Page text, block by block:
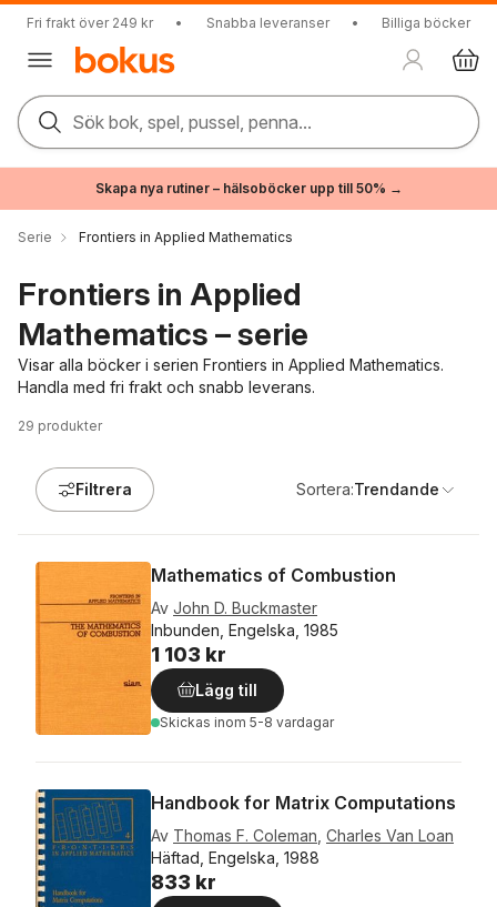
Fri frakt över 249 kr • Snabba leveranser • Billiga böcker
Sök bok, spel, pussel, penna...
Skapa nya rutiner – hälsoböcker upp till 50% →
Serie Frontiers in Applied Mathematics
Frontiers in Applied
Mathematics – serie
Visar alla böcker i serien Frontiers in Applied Mathematics.
Handla med fri frakt och snabb leverans.
29 produkter
Filtrera Sortera:Trendande
Mathematics of Combustion
Av John D. Buckmaster
Inbunden, Engelska, 1985
1 103 kr
Lägg till
Skickas inom 5-8 vardagar
Handbook for Matrix Computations
Av Thomas F. Coleman Charles Van Loan
Häftad, Engelska, 1988
833 kr